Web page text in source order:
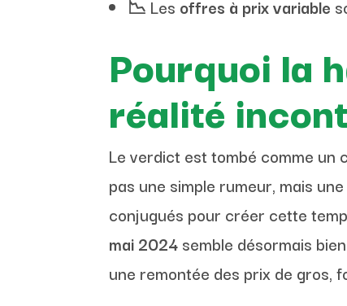
📉 Les offres à prix variable
Pourquoi la
réalité
Le verdict est tombé comme un
pas une simple rumeur, mais
conjugués pour créer cette
mai 2024semble désormais
une remontée des prix de gros,